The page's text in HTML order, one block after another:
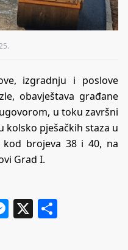
izgradnju i poslove
obavještava građane
u toku završni
kolsko pješačkih staza u
kod brojeva 38 i 40, na
Grad I.
Messenger
X